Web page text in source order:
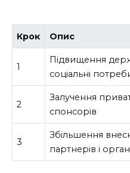
Крок Опис
1
Підвищення
соціальні
2
Залучення
спонсорів
3
Збільшення
партнерів і